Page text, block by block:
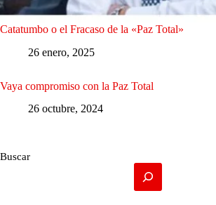
Catatumbo o el Fracaso de la «Paz Total»
26 enero, 2025
Vaya compromiso con la Paz Total
26 octubre, 2024
Buscar